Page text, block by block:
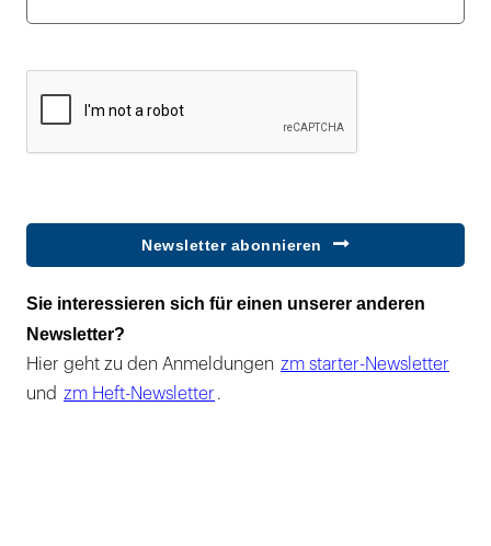
Newsletter abonnieren
Sie interessieren sich für einen unserer anderen
Newsletter?
Hier geht zu den Anmeldungen zm starter-Newsletter
und zm Heft-Newsletter .